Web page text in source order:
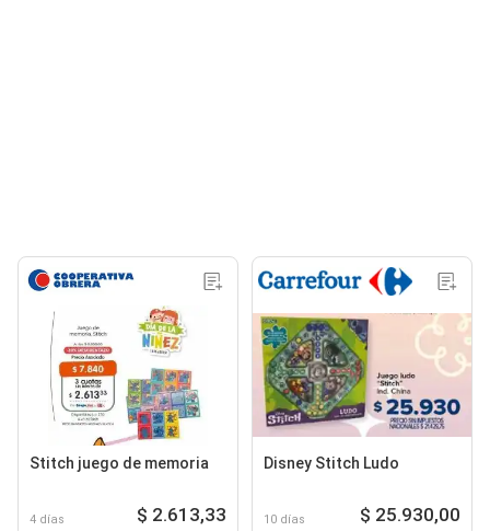
Stitch juego de memoria
4 días $ 2.613,33
Disney Stitch Ludo
10 días $ 25.930,00